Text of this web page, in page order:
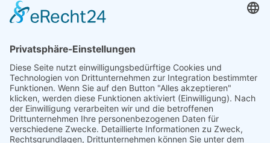
21/6640
Bundesregierung für jüdisches Leben
in Deutschland und den Kampf
gegen Antisemitismus
Weiterlesen
Nächste